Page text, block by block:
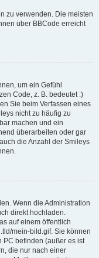
zu verwenden. Die meisten
über BBCode erreicht
um ein Gefühl
Code, z. B. bedeutet :)
Sie beim Verfassen eines
nicht zu häufig zu
machen und ein
überarbeiten oder gar
die Anzahl der Smileys
Wenn die Administration
direkt hochladen.
auf einem öffentlich
mein-bild.gif. Sie können
PC befinden (außer es ist
die nur nach einer